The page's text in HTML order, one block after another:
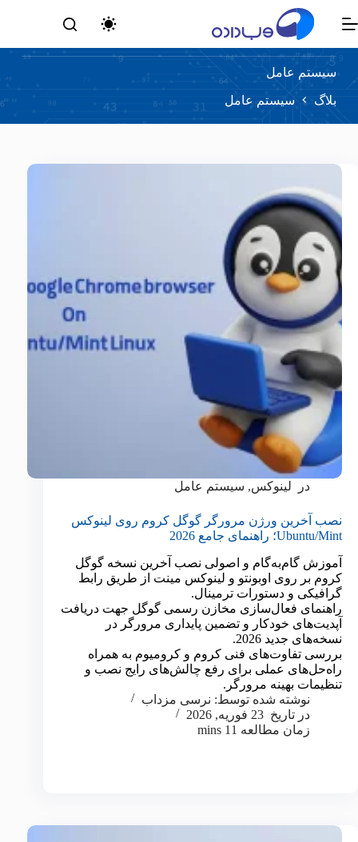
به
سیستم عامل
بلاگ سیستم عامل
در لینوکس, سیستم عامل
نصب آخرین ورژن مرورگر گوگل کروم روی لینوکس
Ubuntu/Mint؛ راهنمای جامع 2026
آموزش گام‌به‌گام و اصولی نصب آخرین نسخه گوگل
کروم بر روی اوبونتو و لینوکس مینت از طریق رابط
گرافیکی و دستورات ترمینال.
راهنمای فعال‌سازی مخازن رسمی گوگل جهت دریافت
آپدیت‌های خودکار و تضمین پایداری مرورگر در
نسخه‌های جدید 2026.
بررسی تفاوت‌های فنی کروم و کرومیوم به همراه
راه‌حل‌های عملی برای رفع چالش‌های رایج نصب و
تنظیمات بهینه مرورگر.
نوشته شده توسط: نرسی مزداب
در تاریخ 23 فوریه, 2026
زمان مطالعه 11 mins